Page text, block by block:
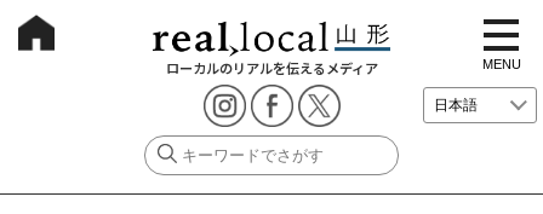
ローカルのリアルを伝えるメディア
t
o
g
g
e
i
MENU